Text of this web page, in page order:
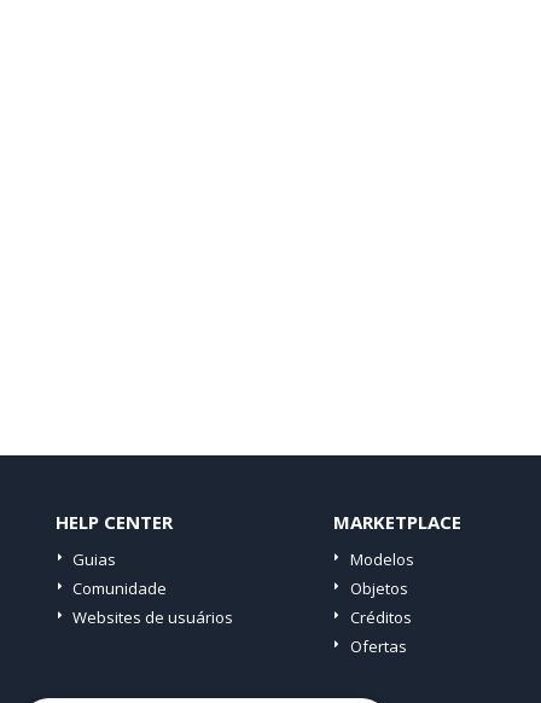
HELP CENTER
Guias
Comunidade
Websites de usuários
MARKETPLACE
Modelos
Objetos
Créditos
Ofertas